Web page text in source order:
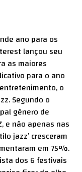
ano para os
lançou seu
as maiores
para o ano
o
Segundo o
gênero de
e não apenas nas
jazz’ cresceram
em 75%.
dos 6 festivais